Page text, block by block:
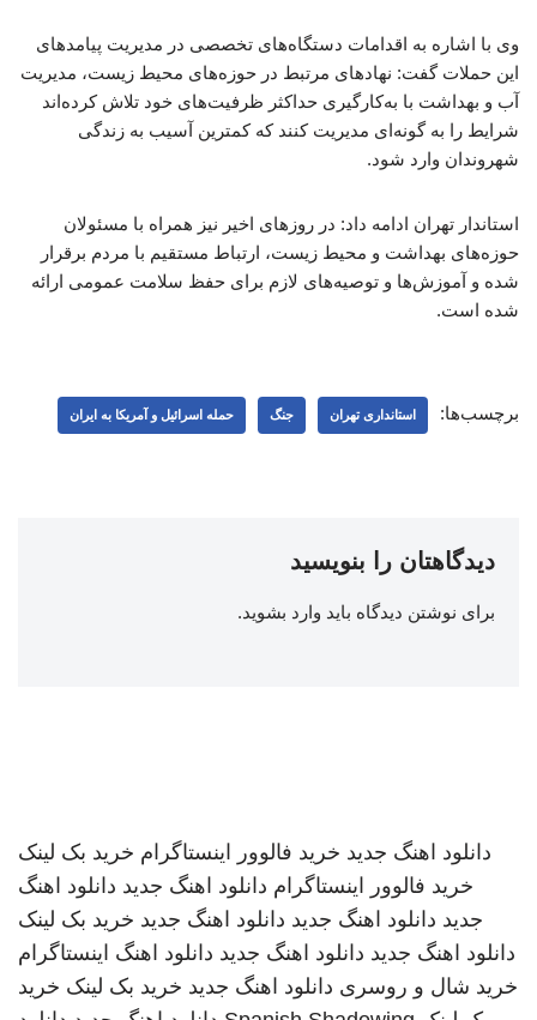
وی با اشاره به اقدامات دستگاه‌های تخصصی در مدیریت پیامدهای
این حملات گفت: نهادهای مرتبط در حوزه‌های محیط زیست، مدیریت
آب و بهداشت با به‌کارگیری حداکثر ظرفیت‌های خود تلاش کرده‌اند
شرایط را به گونه‌ای مدیریت کنند که کمترین آسیب به زندگی
شهروندان وارد شود.
استاندار تهران ادامه داد: در روزهای اخیر نیز همراه با مسئولان
حوزه‌های بهداشت و محیط زیست، ارتباط مستقیم با مردم برقرار
شده و آموزش‌ها و توصیه‌های لازم برای حفظ سلامت عمومی ارائه
شده است.
برچسب‌ها: استانداری تهران جنگ حمله اسرائیل و آمریکا به ایران
دیدگاهتان را بنویسید
برای نوشتن دیدگاه باید وارد بشوید.
دانلود اهنگ جدید خرید فالوور اینستاگرام خرید بک لینک
خرید فالوور اینستاگرام دانلود اهنگ جدید دانلود اهنگ
جدید دانلود اهنگ جدید دانلود اهنگ جدید خرید بک لینک
دانلود اهنگ جدید دانلود اهنگ جدید دانلود اهنگ اینستاگرام
خرید شال و روسری دانلود اهنگ جدید خرید بک لینک خرید